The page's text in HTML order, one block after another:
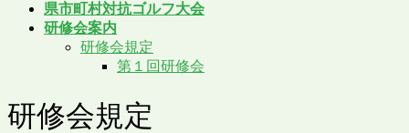
県市町村対抗ゴルフ大会
研修会案内
研修会規定
第１回研修会
研修会規定